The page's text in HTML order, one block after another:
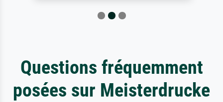
Questions fréquemment
posées sur Meisterdrucke